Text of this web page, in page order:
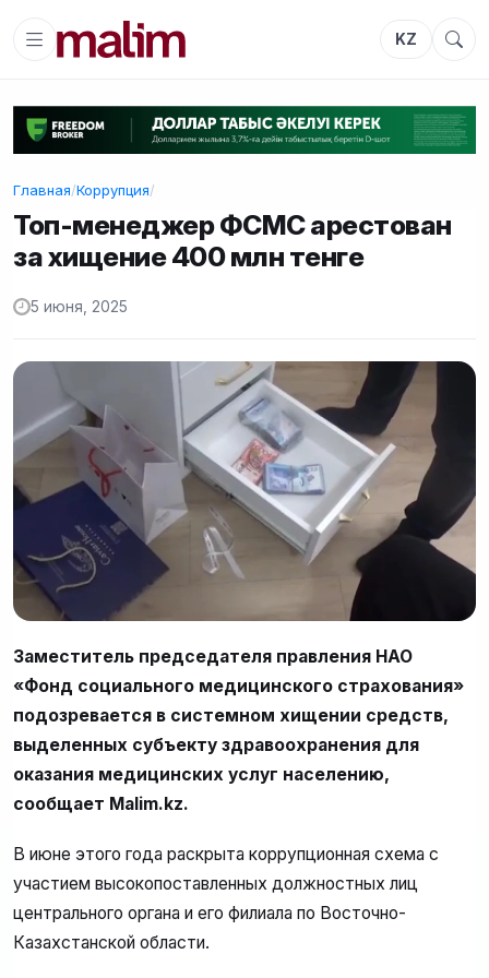
KZ
Главная/Коррупция/
Топ-менеджер ФСМС арестован
за хищение 400 млн тенге
5 июня, 2025
Заместитель председателя правления НАО
«Фонд социального медицинского страхования»
подозревается в системном хищении средств,
выделенных субъекту здравоохранения для
оказания медицинских услуг населению,
сообщает Malim.kz.
В июне этого года раскрыта коррупционная схема с
участием высокопоставленных должностных лиц
центрального органа и его филиала по Восточно-
Казахстанской области.